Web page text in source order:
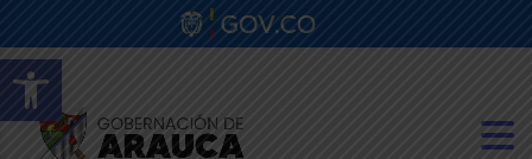
Abrir barra de herramientas